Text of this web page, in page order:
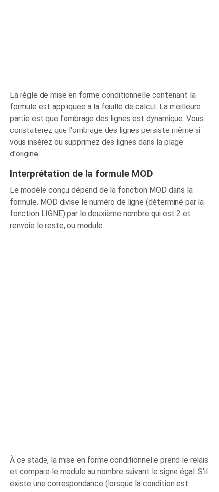
La règle de mise en forme conditionnelle contenant la
formule est appliquée à la feuille de calcul. La meilleure
partie est que l'ombrage des lignes est dynamique. Vous
constaterez que l'ombrage des lignes persiste même si
vous insérez ou supprimez des lignes dans la plage
d'origine.
Interprétation de la formule MOD
Le modèle conçu dépend de la fonction MOD dans la
formule. MOD divise le numéro de ligne (déterminé par la
fonction LIGNE) par le deuxième nombre qui est 2 et
renvoie le reste, ou module.
À ce stade, la mise en forme conditionnelle prend le relais
et compare le module au nombre suivant le signe égal. S'il
existe une correspondance (lorsque la condition est